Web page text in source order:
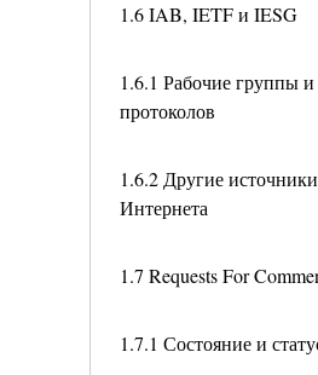
1.6 IAB, IETF и IESG
1.6.1 Рабочие группы и
протоколов
1.6.2 Другие
Интернета
1.7 Requests For
1.7.1 Состояние и